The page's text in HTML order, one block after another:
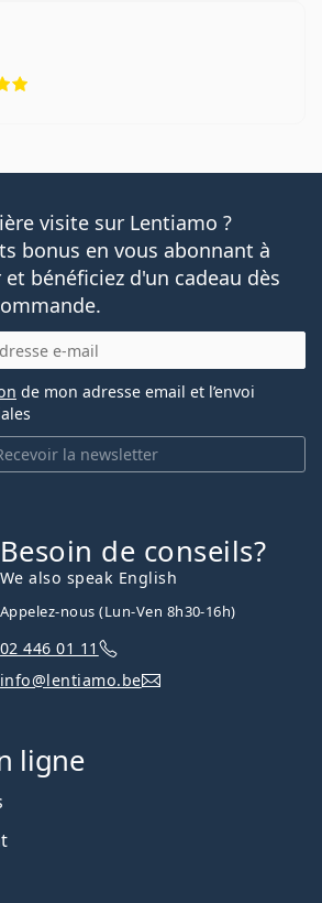
visite sur Lentiamo ?
bonus en vous abonnant à
bénéficiez d'un cadeau dès
la newsletter
de mon adresse email et l’envoi
Besoin de conseils?
We also speak English
Appelez-nous (Lun-Ven 8h30-16h)
02 446 01 11
info@lentiamo.be
ligne